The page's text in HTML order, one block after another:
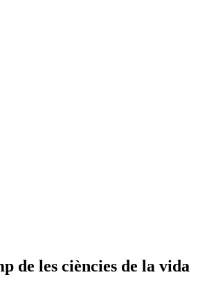
de les ciències de la vida